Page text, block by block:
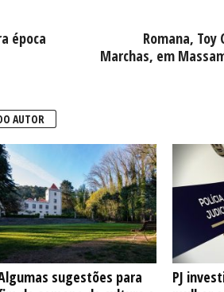
época
Romana, Toy
Marchas, em
AUTOR
sugestões para
PJ